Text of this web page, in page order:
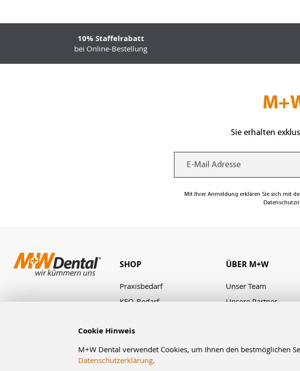
Cookie Hinweis
M+W Dental verwendet Cookies, um Ihnen den bestmöglichen
Datenschutzerklärung.
10% Staffelrabatt
bei Online-Bestellung
Sie erhalten
Mit Ihrer Anmeldung erklären Sie sich mit
SHOP
Praxisbedarf
KFO-Bedarf
Zahnbestellung
Angebote & Aktionen
ÜBER M+W
Unser Team
Unsere Partner
Kontakt & Anfahrt